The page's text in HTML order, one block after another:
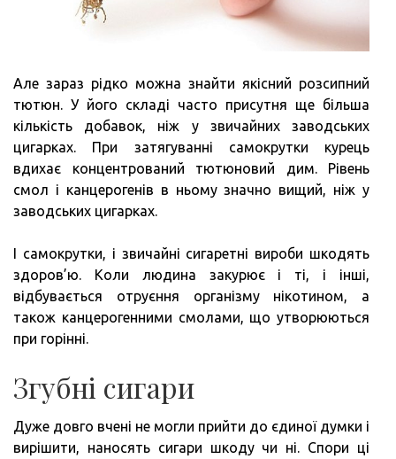
Але зараз рідко можна знайти якісний розсипний
тютюн. У його складі часто присутня ще більша
кількість добавок, ніж у звичайних заводських
цигарках. При затягуванні самокрутки курець
вдихає концентрований тютюновий дим. Рівень
смол і канцерогенів в ньому значно вищий, ніж у
заводських цигарках.
І самокрутки, і звичайні сигаретні вироби шкодять
здоров’ю. Коли людина закурює і ті, і інші,
відбувається отруєння організму нікотином, а
також канцерогенними смолами, що утворюються
при горінні.
Згубні сигари
Дуже довго вчені не могли прийти до єдиної думки і
вирішити, наносять сигари шкоду чи ні. Спори ці